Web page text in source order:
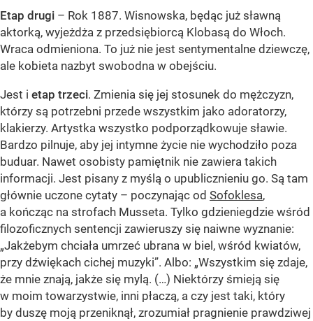
Etap drugi – Rok 1887. Wisnowska, będąc już sławną
aktorką, wyjeżdża z przedsiębiorcą Klobasą do Włoch.
Wraca odmieniona. To już nie jest sentymentalne dziewczę,
ale kobieta nazbyt swobodna w obejściu.
Jest i etap trzeci. Zmienia się jej stosunek do mężczyzn,
którzy są potrzebni przede wszystkim jako adoratorzy,
klakierzy. Artystka wszystko podporządkowuje sławie.
Bardzo pilnuje, aby jej intymne życie nie wychodziło poza
buduar. Nawet osobisty pamiętnik nie zawiera takich
informacji. Jest pisany z myślą o upublicznieniu go. Są tam
głównie uczone cytaty – poczynając od Sofoklesa,
a kończąc na strofach Musseta. Tylko gdzieniegdzie wśród
filozoficznych sentencji zawieruszy się naiwne wyznanie:
„Jakżebym chciała umrzeć ubrana w biel, wśród kwiatów,
przy dźwiękach cichej muzyki”. Albo: „Wszystkim się zdaje,
że mnie znają, jakże się mylą. (…) Niektórzy śmieją się
w moim towarzystwie, inni płaczą, a czy jest taki, który
by duszę moją przeniknął, zrozumiał pragnienie prawdziwej